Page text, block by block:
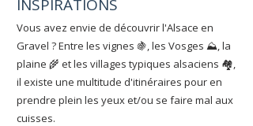
INSPIRATIONS
Vous avez envie de découvrir l'Alsace en
Gravel ? Entre les vignes 🍇, les Vosges ⛰️, la
plaine 🌾 et les villages typiques alsaciens 🏘️,
il existe une multitude d'itinéraires pour en
prendre plein les yeux et/ou se faire mal aux
cuisses.